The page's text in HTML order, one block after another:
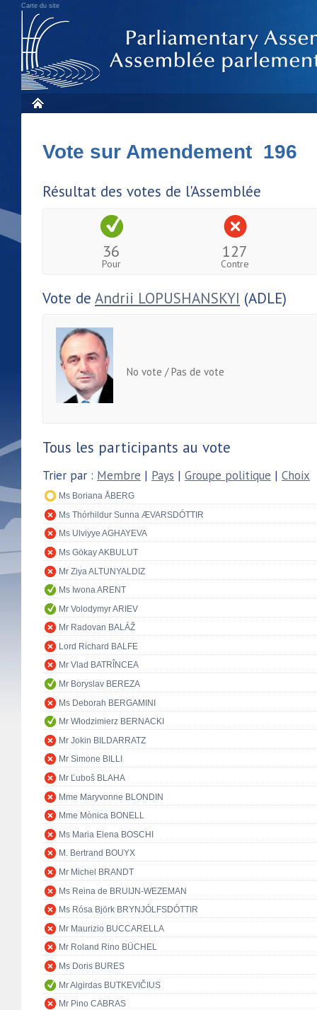
Carte du site
Vote sur Amendement 196
Résultat des votes de l'Assemblée
36
Pour
127
Contre
Vote de Andrii LOPUSHANSKYI (ADLE)
No vote / Pas de vote
Tous les participants au vote
Trier par : Membre | Pays | Groupe politique | Choix
Ms Boriana ÅBERG
Ms Thórhildur Sunna ÆVARSDÓTTIR
Ms Ulviyye AGHAYEVA
Ms Gökay AKBULUT
Mr Ziya ALTUNYALDIZ
Ms Iwona ARENT
Mr Volodymyr ARIEV
Mr Radovan BALÁŽ
Lord Richard BALFE
Mr Vlad BATRÎNCEA
Mr Boryslav BEREZA
Ms Deborah BERGAMINI
Mr Włodzimierz BERNACKI
Mr Jokin BILDARRATZ
Mr Simone BILLI
Mr Ľuboš BLAHA
Mme Maryvonne BLONDIN
Mme Mònica BONELL
Ms Maria Elena BOSCHI
M. Bertrand BOUYX
Mr Michel BRANDT
Ms Reina de BRUIJN-WEZEMAN
Ms Rósa Björk BRYNJÓLFSDÓTTIR
Mr Maurizio BUCCARELLA
Mr Roland Rino BÜCHEL
Ms Doris BURES
Mr Algirdas BUTKEVIČIUS
Mr Pino CABRAS